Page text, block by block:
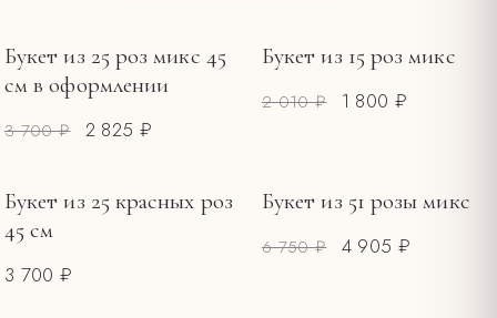
Букеты ко Дню матери
Букеты на 8 Марта
ЦЕНА, ₽
РАСПРОДАЖА
Букет из 25 роз микс 45
см в оформлении
3 700 ₽ 2 825 ₽
РАСПРОДАЖА
Букет из 15 роз микс
2 010 ₽ 1 800 ₽
Букет из 25 красных роз
45 см
3 700 ₽
РАСПРОДАЖА
Букет из 51 розы микс
6 750 ₽ 4 905 ₽